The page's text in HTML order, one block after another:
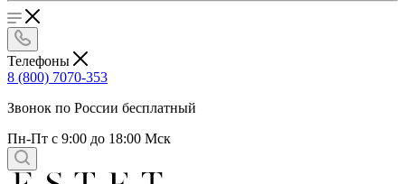
Телефоны
8 (800) 7070-353
Звонок по России бесплатный
Пн-Пт с 9:00 до 18:00 Мск